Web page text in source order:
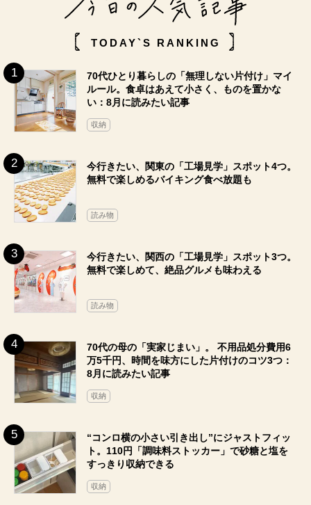
TODAY`S RANKING
70代ひとり暮らしの「無理しない片付け」マイ
ルール。食卓はあえて小さく、ものを置かな
い：8月に読みたい記事
収納
今行きたい、関東の「工場見学」スポット4つ。
無料で楽しめるバイキング食べ放題も
読み物
今行きたい、関西の「工場見学」スポット3つ。
無料で楽しめて、絶品グルメも味わえる
読み物
70代の母の「実家じまい」。 不用品処分費用6
万5千円、時間を味方にした片付けのコツ3つ：
8月に読みたい記事
収納
“コンロ横の小さい引き出し”にジャストフィッ
ト。110円「調味料ストッカー」で砂糖と塩を
すっきり収納できる
収納